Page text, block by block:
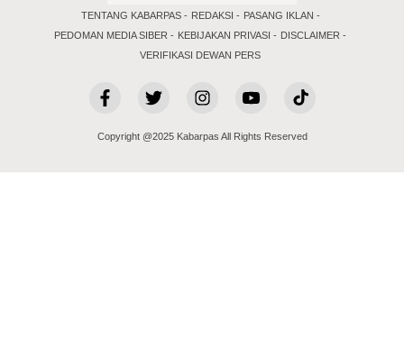
TENTANG KABARPAS REDAKSI
PASANG IKLAN
PEDOMAN MEDIA SIBER
KEBIJAKAN PRIVASI
DISCLAIMER
VERIFIKASI DEWAN PERS
Copyright @2025 Kabarpas All Rights Reserved